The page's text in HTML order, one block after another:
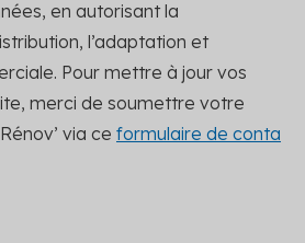
en autorisant la
l’adaptation et
Pour mettre à jour vos
merci de soumettre votre
via ce formulaire de conta